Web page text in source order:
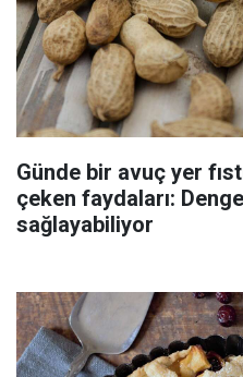
Günde bir avuç yer
çeken faydaları:
sağlayabiliyor